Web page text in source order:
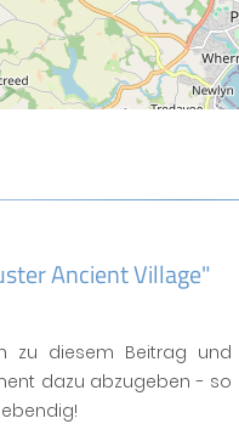
Ancient Village"
zu diesem Beitrag und
dazu abzugeben - so